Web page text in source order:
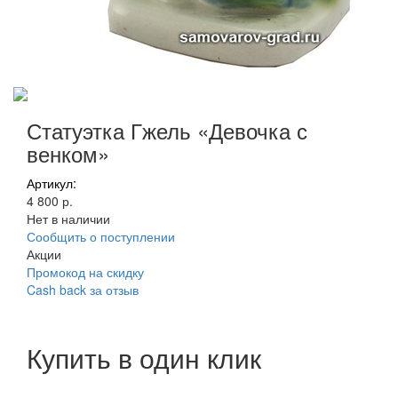
Статуэтка Гжель «Девочка с
венком»
Артикул:
4 800 р.
Нет в наличии
Сообщить о поступлении
Акции
Промокод на скидку
Cash back за отзыв
Купить в один клик